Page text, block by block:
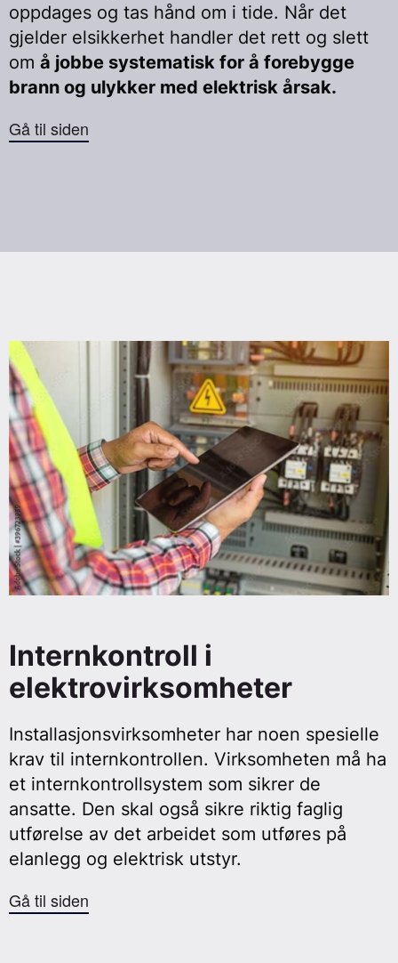
oppdages og tas hånd om i tide. Når det
gjelder elsikkerhet handler det rett og slett
om å jobbe systematisk for å forebygge
brann og ulykker med elektrisk årsak.
Gå til siden
Internkontroll i
elektrovirksomheter
Installasjonsvirksomheter har noen spesielle
krav til internkontrollen. Virksomheten må ha
et internkontrollsystem som sikrer de
ansatte. Den skal også sikre riktig faglig
utførelse av det arbeidet som utføres på
elanlegg og elektrisk utstyr.
Gå til siden